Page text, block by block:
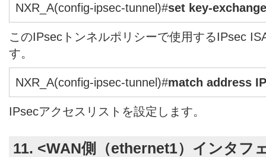
NXR_A(config-ipsec-tunnel)#set key-
このIPsecトンネルポリシーで使用するIPsec
す。
NXR_A(config-ipsec-tunnel)#match address
IPsecアクセスリストを設定します。
11. <WAN側（ethernet1）インタフ